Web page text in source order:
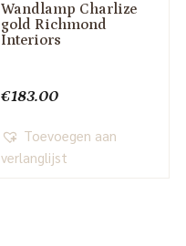
Wandlamp Charlize
gold Richmond
Interiors
€183.00
Toevoegen aan
verlanglijst